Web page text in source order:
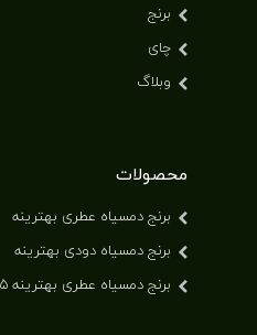
برنج
چای
وبلاگ
محصولات
برنج دمسیاه عطری بهترینه
برنج دمسیاه دودی بهترینه
برنج دمسیاه عطری بهترینه ۲/۵کیلویی